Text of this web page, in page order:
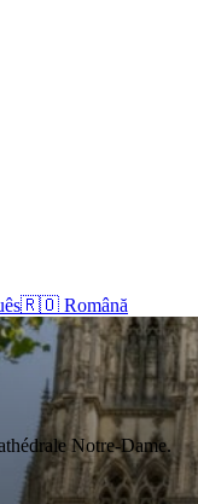
🇷🇴 Română
Notre-Dame.